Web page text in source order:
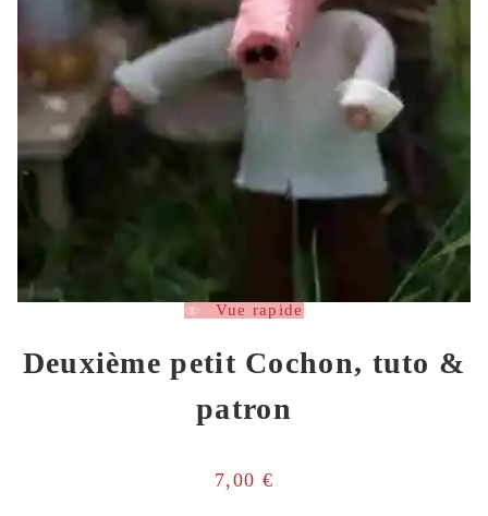
Vue rapide
Deuxième petit Cochon, tuto &
patron
7,00 €